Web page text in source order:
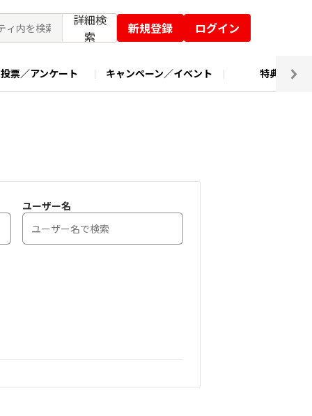
詳細検
索
新規登録 ログイン
投票／アンケート キャンペーン／イベント 特典交換
ユーザー名